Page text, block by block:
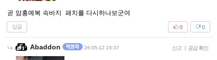
곧 암홍예복 속바지 패치를 다시하나보군여
답글 0
0
Abaddon 26-05-12 23:37 신고 | 공감 확인